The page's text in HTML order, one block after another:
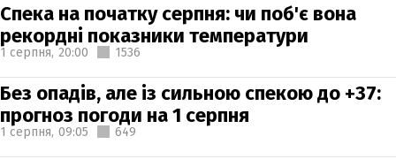
Спека на початку серпня: чи поб'є вона
рекордні показники температури
1 серпня, 20:00 1536
Без опадів, але із сильною спекою до +37:
прогноз погоди на 1 серпня
1 серпня, 09:05 649